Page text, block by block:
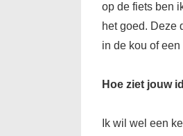
op de fiets ben
het goed. Deze
in de kou of
Hoe ziet jouw
Ik wil wel een